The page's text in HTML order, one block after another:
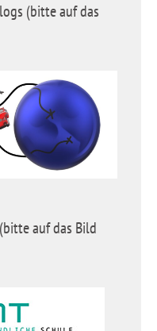
(bitte auf das
auf das Bild